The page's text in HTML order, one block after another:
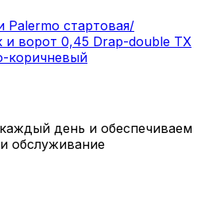
Palermo стартовая/
и ворот 0,45 Drap-double TX
коричневый
день и обеспечиваем
обслуживание